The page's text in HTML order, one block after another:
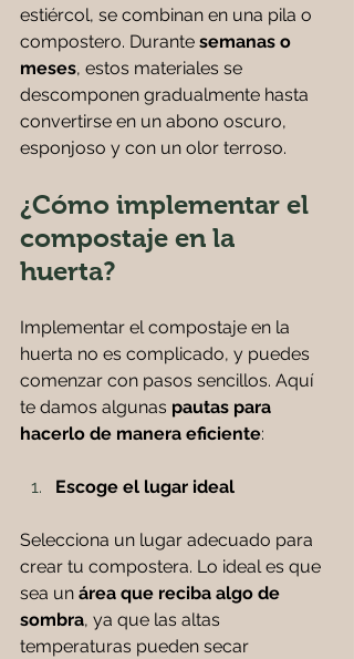
estiércol, se combinan en una pila o
compostero. Durante semanas o
meses, estos materiales se
descomponen gradualmente hasta
convertirse en un abono oscuro,
esponjoso y con un olor terroso.
¿Cómo implementar el
compostaje en la
huerta?
Implementar el compostaje en la
huerta no es complicado, y puedes
comenzar con pasos sencillos. Aquí
te damos algunas pautas para
hacerlo de manera eficiente:
Escoge el lugar ideal
Selecciona un lugar adecuado para
crear tu compostera. Lo ideal es que
sea un área que reciba algo de
sombra, ya que las altas
temperaturas pueden secar